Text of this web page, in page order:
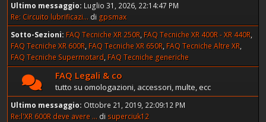
Ultimo messaggio: Luglio 31, 2026, 22:14:47 PM
Re: Circuito lubrificazi... di gpsmax
Sotto-Sezioni FAQ Tecniche XR 250R FAQ Tecniche XR 400R - XR 440R
FAQ Tecniche XR 600R FAQ Tecniche XR 650R FAQ Tecniche Altre XR
FAQ Tecniche Supermotard FAQ Tecniche generiche
FAQ Legali & co
tutto su omologazioni, accessori, multe, ecc
Ultimo messaggio: Ottobre 21, 2019, 22:09:12 PM
Re:l'XR 600R deve avere ... di superciuk12